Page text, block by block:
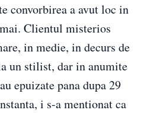
convorbirea a avut loc in
Clientul misterios
in medie, in decurs de
un stilist, dar in anumite
epuizate pana dupa 29
i s-a mentionat ca